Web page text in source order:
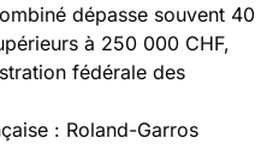
dépasse souvent 40
à 250 000 CHF,
fédérale des
: Roland-Garros